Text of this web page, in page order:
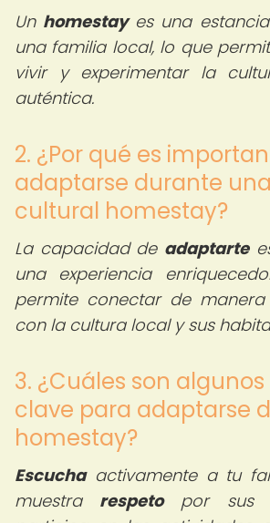
Un homestayes una
una familia local, lo que
vivir y experimentar la
auténtica.
2. ¿Por qué es
adaptarse durante
cultural homestay?
La capacidad de adaptarte
una experiencia
permite conectar de
con la cultura local y sus
3. ¿Cuáles son
clave para adaptarse
homestay?
Escuchaactivamente a tu
muestra respetopor sus